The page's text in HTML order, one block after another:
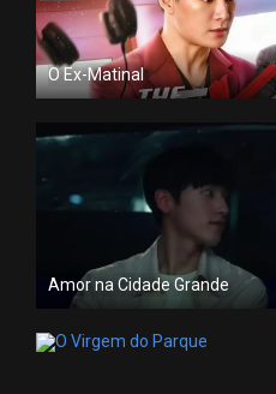
O Ex-Matinal
Amor na Cidade Grande